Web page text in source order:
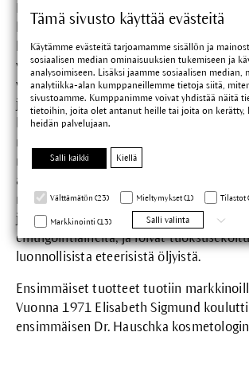
Tämä sivusto käyttää evästeitä
Käytämme evästeitä tarjoamamme sisällön ja
sosiaalisen median ominaisuuksien tukemiseen ja
analysoimiseen. Lisäksi jaamme sosiaalisen median,
analytiikka-alan kumppaneillemme tietoja siitä,
sivustoamme. Kumppanimme voivat yhdistää näitä
tietoihin, joita olet antanut heille tai joita on kerätty,
heidän palvelujaan.
Salli kaikki Kiellä
Välttämätön (23) Mieltymykset (1) Tilastot
Markkinointi (13) Salli valinta
Rudolf Hauschka oli jo pitkään miettinyt
kosmetiikkasarjaa, joka täydentäisi
lääkevalmistevalikoimaa - niin
ylläpitoon tarkoitettujen valmisteiden
vasta kun hän tapasi wieniläisen
joka tilasi WALAlalta valmisteita itse
kosmetiikkatuotteita varten, hänen
muotoutua. Tuolloin Tukholmassa
matkusti Eckwäldeniin ja kehitti yhdessä
asiantuntijoiden kanssa
reseptejä. Yhdessä he löysivät ratkaisuja
jotka olivat vakaita ilman synteettisiä
emulgointiaineita, ja loivat
luonnollisista eteerisistä öljyistä.
Ensimmäiset tuotteet tuotiin
Vuonna 1971 Elisabeth Sigmund koulutti
ensimmäisen Dr. Hauschka kosmetologin